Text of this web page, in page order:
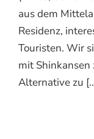
aus dem
Residenz,
Touristen. Wir
mit Shinkansen
Alternative zu